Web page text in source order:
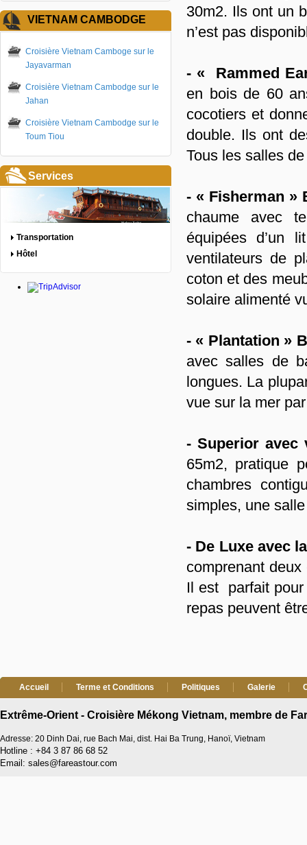
VIETNAM CAMBODGE
Croisière Vietnam Camboge sur le
Jayavarman
Croisière Vietnam Cambodge sur le
Jahan
Croisière Vietnam Cambodge sur le
Toum Tiou
Services
Transportation
Hôtel
30m2. Ils ont un
n’est pas
- « Rammed
en bois de 60
cocotiers et
double. Ils ont
Tous les salles
- « Fisherman »
chaume avec
équipées d’un
ventilateurs de
coton et des
solaire alimenté
- « Plantation »
avec salles de
longues. La
vue sur la mer
- Superior
65m2, pratique
chambres
simples, une
- De Luxe avec
comprenant
Il est parfait pour
repas peuvent
Accueil Terme et Conditions Politiques Galerie
Extrême-Orient - Croisière Mékong Vietnam, membre de
Adresse: 20 Dinh Dai, rue Bach Mai, dist. Hai Ba Trung, Hanoï, Vietnam
Hotline : +84 3 87 86 68 52
Email: sales@fareastour.com